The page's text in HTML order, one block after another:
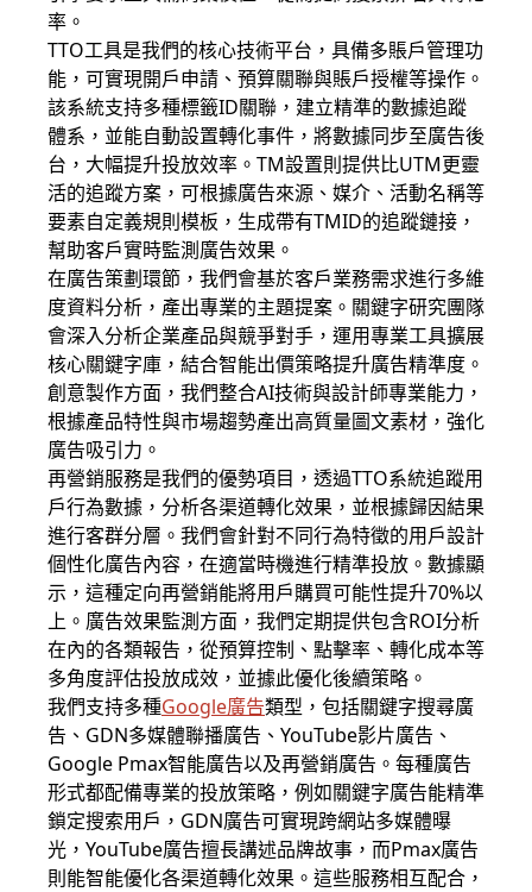
率。
TTO工具是我們的核心技術平台，具備多賬戶管理功
能，可實現開戶申請、預算關聯與賬戶授權等操作。
該系統支持多種標籤ID關聯，建立精準的數據追蹤
體系，並能自動設置轉化事件，將數據同步至廣告後
台，大幅提升投放效率。TM設置則提供比UTM更靈
活的追蹤方案，可根據廣告來源、媒介、活動名稱等
要素自定義規則模板，生成帶有TMID的追蹤鏈接，
幫助客戶實時監測廣告效果。
在廣告策劃環節，我們會基於客戶業務需求進行多維
度資料分析，產出專業的主題提案。關鍵字研究團隊
會深入分析企業產品與競爭對手，運用專業工具擴展
核心關鍵字庫，結合智能出價策略提升廣告精準度。
創意製作方面，我們整合AI技術與設計師專業能力，
根據產品特性與市場趨勢產出高質量圖文素材，強化
廣告吸引力。
再營銷服務是我們的優勢項目，透過TTO系統追蹤用
戶行為數據，分析各渠道轉化效果，並根據歸因結果
進行客群分層。我們會針對不同行為特徵的用戶設計
個性化廣告內容，在適當時機進行精準投放。數據顯
示，這種定向再營銷能將用戶購買可能性提升70%以
上。廣告效果監測方面，我們定期提供包含ROI分析
在內的各類報告，從預算控制、點擊率、轉化成本等
多角度評估投放成效，並據此優化後續策略。
我們支持多種Google廣告類型，包括關鍵字搜尋廣
告、GDN多媒體聯播廣告、YouTube影片廣告、
Google Pmax智能廣告以及再營銷廣告。每種廣告
形式都配備專業的投放策略，例如關鍵字廣告能精準
鎖定搜索用戶，GDN廣告可實現跨網站多媒體曝
光，YouTube廣告擅長講述品牌故事，而Pmax廣告
則能智能優化各渠道轉化效果。這些服務相互配合，